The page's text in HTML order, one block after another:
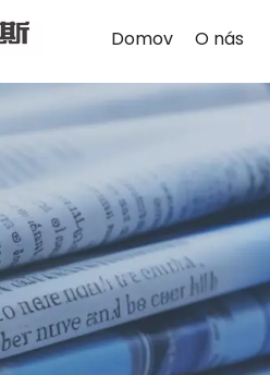
Domov O nás